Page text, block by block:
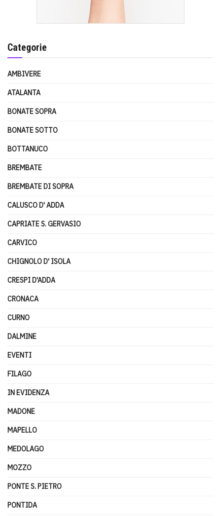
Categorie
AMBIVERE
ATALANTA
BONATE SOPRA
BONATE SOTTO
BOTTANUCO
BREMBATE
BREMBATE DI SOPRA
CALUSCO D' ADDA
CAPRIATE S. GERVASIO
CARVICO
CHIGNOLO D' ISOLA
CRESPI D'ADDA
CRONACA
CURNO
DALMINE
EVENTI
FILAGO
IN EVIDENZA
MADONE
MAPELLO
MEDOLAGO
MOZZO
PONTE S. PIETRO
PONTIDA